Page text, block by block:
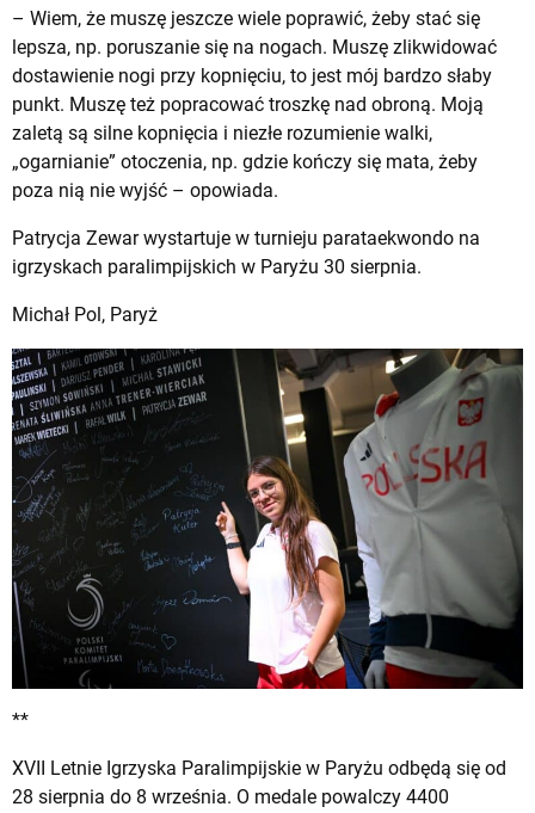
– Wiem, że muszę jeszcze wiele poprawić, żeby stać się
lepsza, np. poruszanie się na nogach. Muszę zlikwidować
dostawienie nogi przy kopnięciu, to jest mój bardzo słaby
punkt. Muszę też popracować troszkę nad obroną. Moją
zaletą są silne kopnięcia i niezłe rozumienie walki,
„ogarnianie” otoczenia, np. gdzie kończy się mata, żeby
poza nią nie wyjść – opowiada.
Patrycja Zewar wystartuje w turnieju parataekwondo na
igrzyskach paralimpijskich w Paryżu 30 sierpnia.
Michał Pol, Paryż
**
XVII Letnie Igrzyska Paralimpijskie w Paryżu odbędą się od
28 sierpnia do 8 września. O medale powalczy 4400